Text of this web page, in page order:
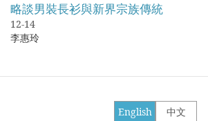
略談男裝長衫與新界宗族傳統
12-14
李惠玲
中文
English